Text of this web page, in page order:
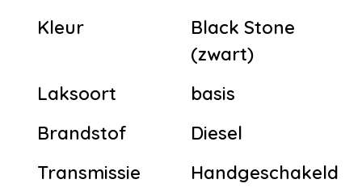
Kleur
Black Stone
(zwart)
Laksoort
basis
Brandstof
Diesel
Transmissie
Handgeschakeld